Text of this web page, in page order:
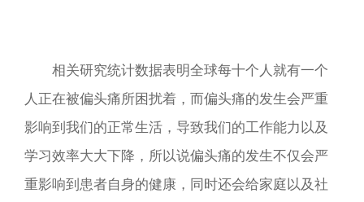
相关研究统计数据表明全球每十个人就有一个
人正在被偏头痛所困扰着，而偏头痛的发生会严重
影响到我们的正常生活，导致我们的工作能力以及
学习效率大大下降，所以说偏头痛的发生不仅会严
重影响到患者自身的健康，同时还会给家庭以及社